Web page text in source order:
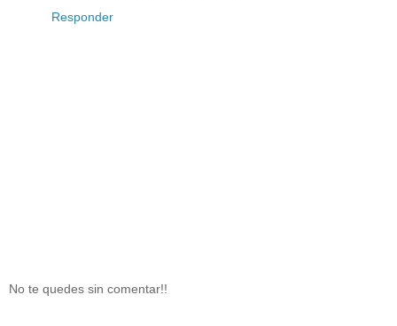
Responder
No te quedes sin comentar!!